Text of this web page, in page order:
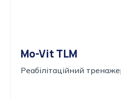
Mo-Vit TLM
Реабілітаційний